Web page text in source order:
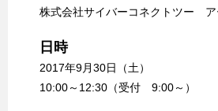
株式会社サイバーコネクトツー ア
日時
2017年9月30日（土）
10:00～12:30（受付 9:00～）